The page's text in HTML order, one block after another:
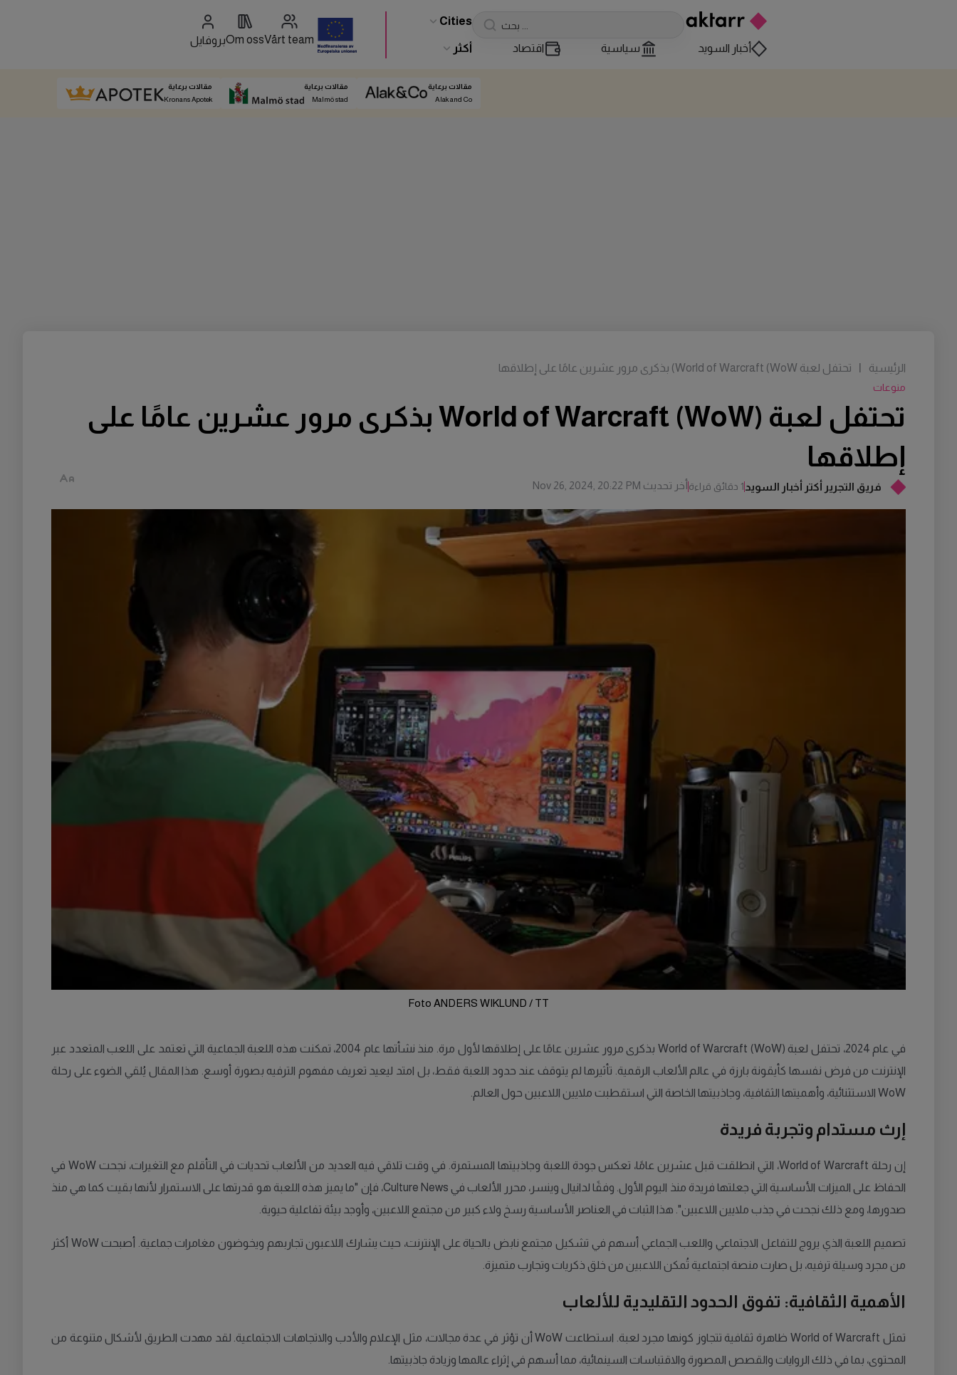
Cities
أخبار السويد سياسية اقتصاد أكثر
Vårt team
Om ossبروفايل
مقالات برعاية
Alak and Co
مقالات برعاية
Malmö stad
مقالات برعاية
Kronans Apotek
فريق التجرير أكتر أخبار السويد1 دقائق قراءة أخر تحديث Nov 26, 2024, 20:22 PM
تحتفل لعبة World of Warcraft (WoW) بذكرى مرور عشرين عامًا على
إطلاقها
منوعات
الرئيسية تحتفل لعبة World of Warcraft (WoW) بذكرى مرور عشرين عامًا على إطلاقها
Foto ANDERS WIKLUND / TT
في عام 2024، تحتفل لعبة World of Warcraft (WoW) بذكرى مرور عشرين عامًا على إطلاقها لأول مرة. منذ نشأتها عام 2004، تمكنت هذه اللعبة الجماعية التي تعتمد على اللعب المتعدد عبر
الإنترنت من فرض نفسها كأيقونة بارزة في عالم الألعاب الرقمية. تأثيرها لم يتوقف عند حدود اللعبة فقط، بل امتد ليعيد تعريف مفهوم الترفيه بصورة أوسع. هذا المقال يُلقي الضوء على رحلة
WoW الاستثنائية، وأهميتها الثقافية، وجاذبيتها الخاصة التي استقطبت ملايين اللاعبين حول العالم.
إرث مستدام وتجربة فريدة
إن رحلة World of Warcraft، التي انطلقت قبل عشرين عامًا، تعكس جودة اللعبة وجاذبيتها المستمرة. في وقت تلاقي فيه العديد من الألعاب تحديات في التأقلم مع التغيرات، نجحت WoW في
الحفاظ على الميزات الأساسية التي جعلتها فريدة منذ اليوم الأول. وفقًا لدانيال وينسر، محرر الألعاب في Culture News، فإن "ما يميز هذه اللعبة هو قدرتها على الاستمرار لأنها بقيت كما هي منذ
صدورها، ومع ذلك نجحت في جذب ملايين اللاعبين". هذا الثبات في العناصر الأساسية رسخ ولاء كبير من مجتمع اللاعبين، وأوجد بيئة تفاعلية حيوية.
تصميم اللعبة الذي يروج للتفاعل الاجتماعي واللعب الجماعي أسهم في تشكيل مجتمع نابض بالحياة على الإنترنت، حيث يشارك اللاعبون تجاربهم ويخوضون مغامرات جماعية. أصبحت WoW أكثر
من مجرد وسيلة ترفيه، بل صارت منصة اجتماعية تُمكن اللاعبين من خلق ذكريات وتجارب متميزة.
الأهمية الثقافية: تفوق الحدود التقليدية للألعاب
تمثل World of Warcraft ظاهرة ثقافية تتجاوز كونها مجرد لعبة. استطاعت WoW أن تؤثر في عدة مجالات، مثل الإعلام والأدب والاتجاهات الاجتماعية. لقد مهدت الطريق لأشكال متنوعة من
المحتوى، بما في ذلك الروايات والقصص المصورة والاقتباسات السينمائية، مما أسهم في إثراء عالمها وزيادة جاذبيتها.